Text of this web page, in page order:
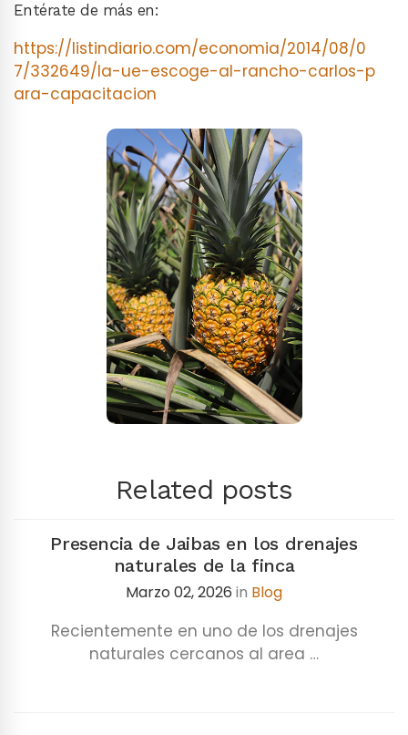
Entérate de más en:
https://listindiario.com/economia/2014/08/0
7/332649/la-ue-escoge-al-rancho-carlos-p
ara-capacitacion
Related posts
Presencia de Jaibas en los drenajes
naturales de la finca
Marzo 02, 2026 in Blog
Recientemente en uno de los drenajes
naturales cercanos al area …